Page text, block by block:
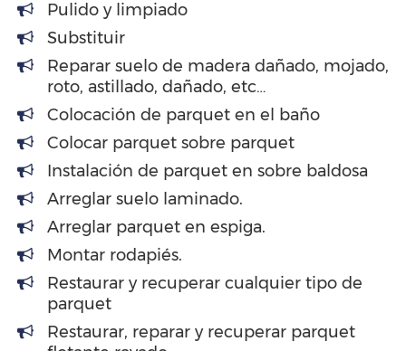
Pulido y limpiado
Substituir
Reparar suelo de madera dañado, mojado,
roto, astillado, dañado, etc…
Colocación de parquet en el baño
Colocar parquet sobre parquet
Instalación de parquet en sobre baldosa
Arreglar suelo laminado.
Arreglar parquet en espiga.
Montar rodapiés.
Restaurar y recuperar cualquier tipo de
parquet
Restaurar, reparar y recuperar parquet